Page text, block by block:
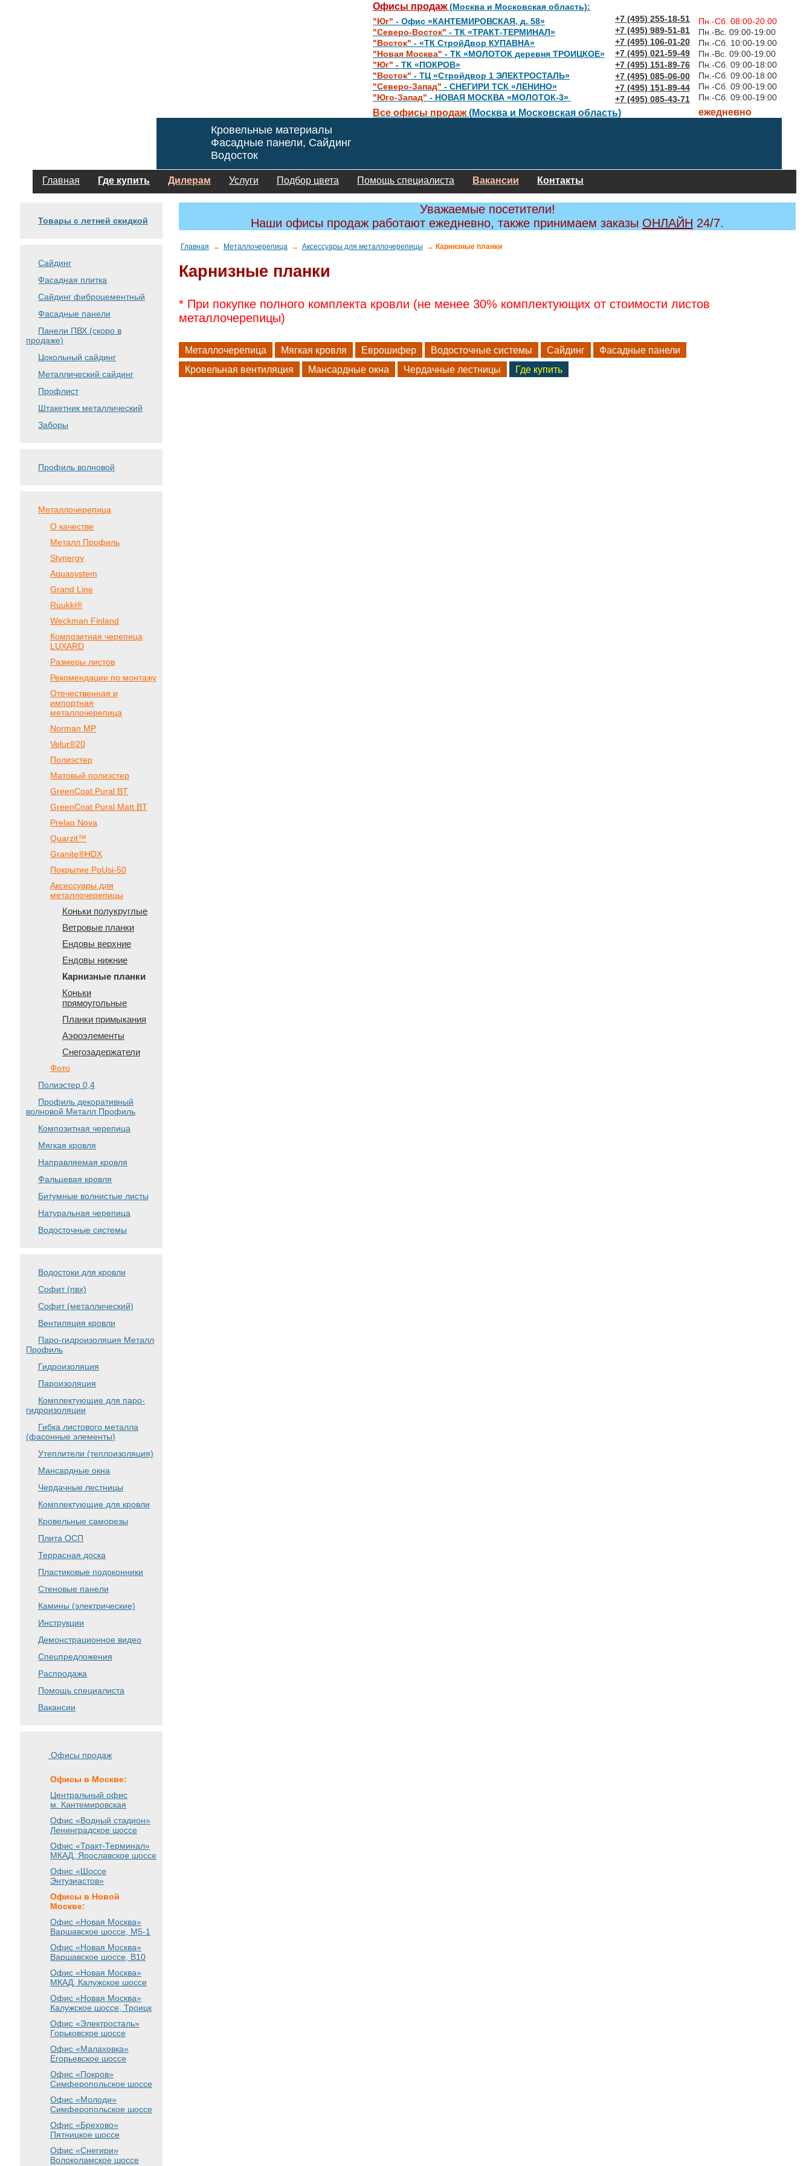
Офисы продаж(Москва и Московская область):
"Юг" - Офис «КАНТЕМИРОВСКАЯ, д. 58»
"Северо-Восток" - ТК «ТРАКТ-ТЕРМИНАЛ»
"Восток" - «ТК СтройДвор КУПАВНА»
"Новая Москва" - ТК «МОЛОТОК деревня ТРОИЦКОЕ»
"Юг" - ТК «ПОКРОВ»
"Восток" - ТЦ «Стройдвор 1 ЭЛЕКТРОСТАЛЬ»
"Северо-Запад" - СНЕГИРИ ТСК «ЛЕНИНО»
"Юго-Запад" - НОВАЯ МОСКВА «МОЛОТОК-3»
Все офисы продаж(Москва и Московская область)
+7 (495) 255-18-51
+7 (495) 989-51-81
+7 (495) 106-01-20
+7 (495) 021-59-49
+7 (495) 151-89-76
+7 (495) 085-06-00
+7 (495) 151-89-44
+7 (495) 085-43-71
Пн.-Сб. 08:00-20:00
Пн.-Вс. 09:00-19:00
Пн.-Сб. 10:00-19:00
Пн.-Вс. 09:00-19:00
Пн.-Сб. 09:00-18:00
Пн.-Сб. 09:00-18:00
Пн.-Сб. 09:00-19:00
Пн.-Сб. 09:00-19:00
ежедневно
Кровельные материалы
Фасадные панели, Сайдинг
Водосток
Главная Где купить Дилерам Услуги Подбор цвета Помощь специалиста Вакансии Контакты
Товары с летней скидкой
Сайдинг
Фасадная плитка
Сайдинг фиброцементный
Фасадные панели
Панели ПВХ (скоро в
продаже)
Цокольный сайдинг
Металлический сайдинг
Профлист
Штакетник металлический
Заборы
Профиль волновой
Металлочерепица
О качестве
Металл Профиль
Stynergy
Aquasystem
Grand Line
Ruukki®
Weckman Finland
Композитная черепица
LUXARD
Размеры листов
Рекомендации по монтажу
Отечественная и
импортная
металлочерепица
Norman MP
Velur®20
Полиэстер
Матовый полиэстер
GreenCoat Pural BT
GreenCoat Pural Matt BT
Prelaq Nova
Quarzit™
Granite®HDX
Покрытие PoUsi-50
Аксессуары для
металлочерепицы
Коньки полукруглые
Ветровые планки
Ендовы верхние
Ендовы нижние
Карнизные планки
Коньки
прямоугольные
Планки примыкания
Аэроэлементы
Снегозадержатели
Фото
Полиэстер 0,4
Профиль декоративный
волновой Металл Профиль
Композитная черепица
Мягкая кровля
Направляемая кровля
Фальцевая кровля
Битумные волнистые листы
Натуральная черепица
Водосточные системы
Водостоки для кровли
Софит (пвх)
Софит (металлический)
Вентиляция кровли
Паро-гидроизоляция Металл
Профиль
Гидроизоляция
Пароизоляция
Комплектующие для паро-
гидроизоляции
Гибка листового металла
(фасонные элементы)
Утеплители (теплоизоляция)
Мансардные окна
Чердачные лестницы
Комплектующие для кровли
Кровельные саморезы
Плита ОСП
Террасная доска
Пластиковые подоконники
Стеновые панели
Камины (электрические)
Инструкции
Демонстрационное видео
Спецпредложения
Распродажа
Помощь специалиста
Вакансии
Офисы продаж
Офисы в Москве:
Центральный офис
м. Кантемировская
Офис «Водный стадион»
Ленинградское шоссе
Офис «Тракт-Терминал»
МКАД, Ярославское шоссе
Офис «Шоссе
Энтузиастов»
Офисы в Новой
Москве:
Офис «Новая Москва»
Варшавское шоссе , М5-1
Офис «Новая Москва»
Варшавское шоссе , B10
Офис «Новая Москва»
МКАД, Калужское шоссе
Офис «Новая Москва»
Калужское шоссе, Троицк
Офис «Электросталь»
Горьковское шоссе
Офис «Малаховка»
Егорьевское шоссе
Офис «Покров»
Симферопольское шоссе
Офис «Молоди»
Симферопольское шоссе
Офис «Брехово»
Пятницкое шоссе
Офис «Снегири»
Волоколамское шоссе
Уважаемые посетители!
Наши офисы продаж работают ежедневно, также принимаем заказы ОНЛАЙН 24/7.
Главная → Металлочерепица → Аксессуары для металлочерепицы → Карнизные планки
Карнизные планки
* При покупке полного комплекта кровли (не менее 30% комплектующих от стоимости листов
металлочерепицы)
Металлочерепица Мягкая кровля Еврошифер Водосточные системы Сайдинг
Фасадные панели
Кровельная вентиляция
Мансардные окна Чердачные лестницы Где купить